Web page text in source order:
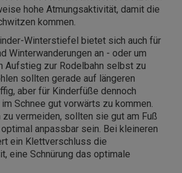
hohe Atmungsaktivität, damit die
kommen.
Winterstiefel bietet sich auch für
Winterwanderungen an - oder um
Aufstieg zur Rodelbahn selbst zu
sollten gerade auf längeren
aber für Kinderfüße dennoch
Schnee gut vorwärts zu kommen.
vermeiden, sollten sie gut am Fuß
anpassbar sein. Bei kleineren
ein Klettverschluss die
eine Schnürung das optimale